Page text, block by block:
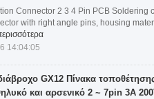
Connector 2 3 4 Pin PCB
with right angle pins, housing
14:04:05
GX12 Πίνακα
και αρσενικό 2 ~ 7pin 3A